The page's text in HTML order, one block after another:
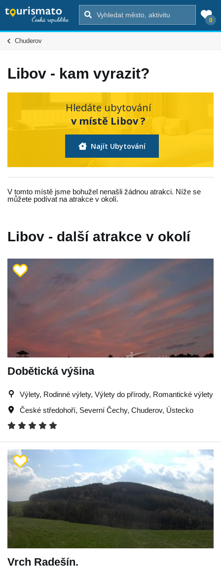
0
Chuderov
Libov - kam vyrazit?
Hledáte ubytování
v místě Libov ?
Najít Ubytování
V tomto místě jsme bohužel nenašli žádnou atrakci. Níže se
můžete podívat na atrakce v okolí.
Libov - další atrakce v okolí
Dobětická výšina
Výlety, Rodinné výlety, Výlety do přírody, Romantické výlety
České středohoří, Severní Čechy, Chuderov, Ústecko
Vrch Radešín.